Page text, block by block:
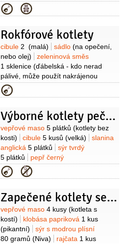
120 gramů
na šlehání4 lžíce olej sůl pepř
Kategorie
Rokfórové kotlety
Suroviny
cibule 2 (malá) sádlo (na opečení,
nebo olej)
zeleninová směs
1 sklenice (ďábelská - kdo nerad
pálivé, může použít nakrájenou
červenou papriku)
4 plátky (kotlety s kostí) sůl
pepř
1 decilitr
česnek1 stroužek
sýr s
modrou plísní
125 gramů (Niva, nebo
Rokfór)
Kategorie
Výborné kotlety pečené v cibuli
Suroviny
vepřové maso 5 plátků (kotlety bez
kosti)
cibule 5 kusů (velká)
slanina
anglická 5 plátků
sýr tvrdý
5 plátků
pepř černý
(mletý)
sůl
Kategorie
Zapečené kotlety se sýrem a klobáskou
Suroviny
vepřové maso 4 kusy (kotleta s
kostí)
klobása papriková 1 kus
(pikantní)
sýr s modrou plísní
80 gramů (Niva) rajčata 1 kus